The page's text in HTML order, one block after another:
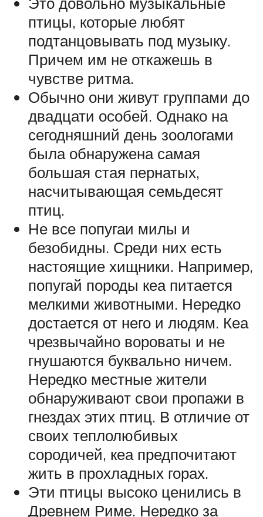
птицы, которые любят
подтанцовывать под музыку.
Причем им не откажешь в
чувстве ритма.
Обычно они живут группами до
двадцати особей. Однако на
сегодняшний день зоологами
была обнаружена самая
большая стая пернатых,
насчитывающая семьдесят
птиц.
Не все попугаи милы и
безобидны. Среди них есть
настоящие хищники. Например,
попугай породы кеа питается
мелкими животными. Нередко
достается от него и людям. Кеа
чрезвычайно вороваты и не
гнушаются буквально ничем.
Нередко местные жители
обнаруживают свои пропажи в
гнездах этих птиц. В отличие от
своих теплолюбивых
сородичей, кеа предпочитают
жить в прохладных горах.
Эти птицы высоко ценились в
Древнем Риме. Нередко за